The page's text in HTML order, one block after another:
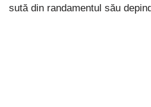
sută din randamentul său